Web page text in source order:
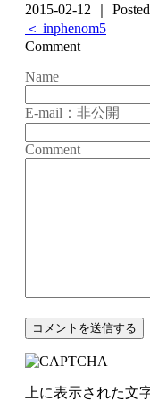
2015-02-12 ｜
＜ inphenom5
Comment
Name
E-mail：非公開
Comment
上に表示された文